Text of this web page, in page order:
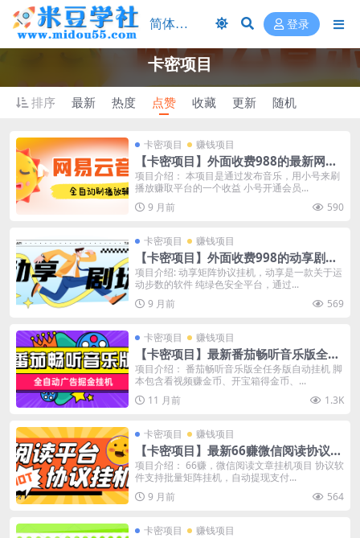
登录
卡密项目
排序 最新 热度 点赞 收藏 更新 随机
卡密项目 赚钱项目
【卡密项目】外面收费988的最新网易
云音乐人刷播放辅助，每日几万播放量
【自动科技+使用教程】
项目介绍： 本项目是通过发布音乐，用小号来刷
播放赚取平台的一个收益 小号开通会员...
9 月前
590
卡密项目 赚钱项目
【卡密项目】外面收费998的动享剧场
协议挂机项目，批量矩阵挂机单号单日
8+【挂机软件+使用教程】
项目介绍: 动享矩阵协议挂机，动享是一款关于运
动步数的软件 纯绿色安全平台，通过...
9 月前
569
卡密项目 赚钱项目
【卡密项目】最新番茄畅听音乐版全自
动广告掘金挂机，单日单机20+可无限
放大【挂机脚本+使用教程】
项目介绍： 番茄畅听音乐版全任务版自动挂机 脚
本包含看视频赚金币、开宝箱得金币、...
11 月前
1.3K
卡密项目 赚钱项目
【卡密项目】最新66赚微信阅读协议挂
机项目，自动提现批量矩阵挂机，单号
一天5+【挂机脚本+使用教程】
项目介绍： 66赚，微信阅读文章挂机项目 协议软
件支持批量矩阵挂机，自动提现支付...
9 月前
564
卡密项目 赚钱项目